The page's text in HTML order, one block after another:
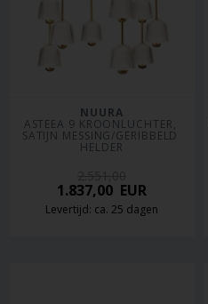
NUURA
ASTEEA 9 KROONLUCHTER,
SATIJN MESSING/GERIBBELD
HELDER
1.837,00 EUR
Levertijd: ca. 25 dagen